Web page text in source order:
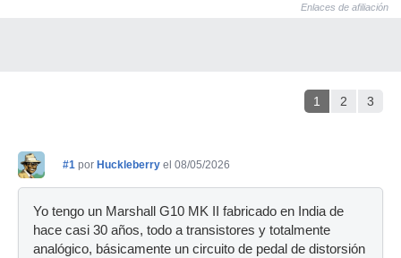
Enlaces de afiliación
1 2 3
#1 por Huckleberry el 08/05/2026
Yo tengo un Marshall G10 MK II fabricado en India de
hace casi 30 años, todo a transistores y totalmente
analógico, básicamente un circuito de pedal de distorsión